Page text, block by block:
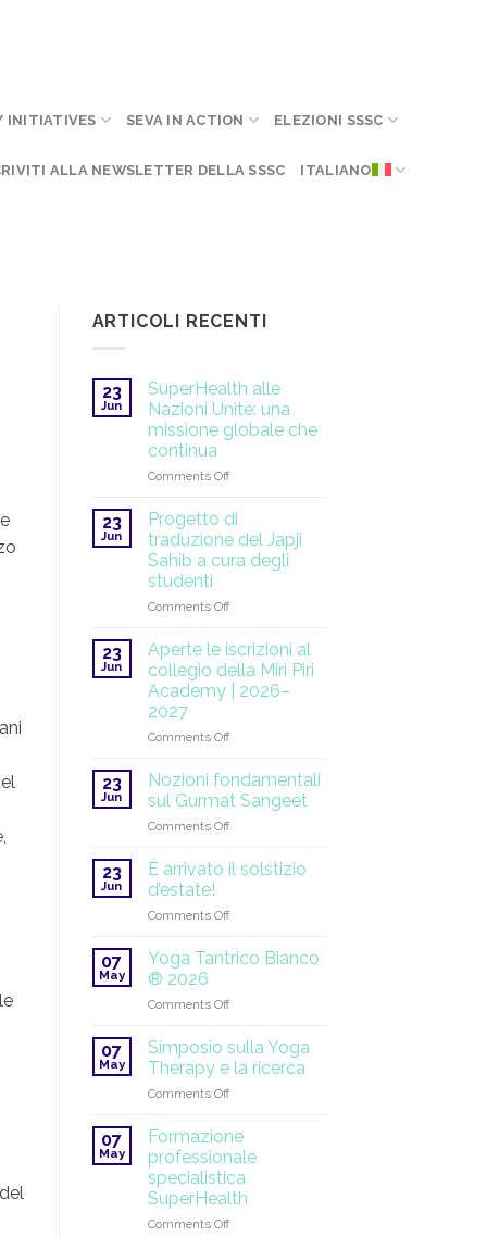
INITIATIVES SEVA IN ACTION ELEZIONI SSSC
ALLA NEWSLETTER DELLA SSSC ITALIANO
ARTICOLI RECENTI
23
Jun
SuperHealth alle
Nazioni Unite: una
missione globale che
continua
Comments Offon
alle
Nazioni
Unite:
una
globale
continua
23
Jun
Progetto di
traduzione del Japji
Sahib a cura degli
studenti
Comments Offon
traduzione
del
Japji
a
degli
studenti
23
Jun
Aperte le iscrizioni al
collegio della Miri Piri
Academy | 2026–
2027
Comments Offon
iscrizioni
al
collegio
Miri
2027
23
Jun
Nozioni fondamentali
sul Gurmat Sangeet
Comments Offon
fondamentali
sul
Sangeet
23
Jun
È arrivato il solstizio
d’estate!
Comments Offon
arrivato
il
d’estate!
07
May
Yoga Tantrico Bianco
® 2026
Comments Offon
Tantrico
Bianco
®
2026
07
May
Simposio sulla Yoga
Therapy e la ricerca
Comments Offon
Yoga
Therapy
e
la
ricerca
07
May
Formazione
professionale
specialistica
SuperHealth
Comments Offon